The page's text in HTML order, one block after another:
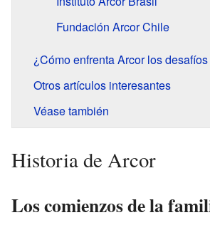
Fundación Arcor Chile
¿Cómo enfrenta Arcor los
Otros artículos interesantes
Véase también
Historia de Arcor
Los comienzos de la